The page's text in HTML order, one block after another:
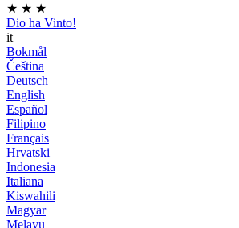
★ ★ ★
Dio ha Vinto!
it
Bokmål
Čeština
Deutsch
English
Español
Filipino
Français
Hrvatski
Indonesia
Italiana
Kiswahili
Magyar
Melayu